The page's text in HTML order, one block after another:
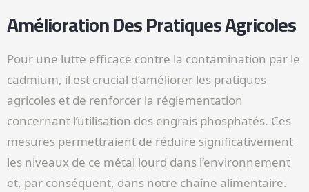
Amélioration Des Pratiques Agricoles
Pour une lutte efficace contre la contamination par le
cadmium, il est crucial d’améliorer les pratiques
agricoles et de renforcer la réglementation
concernant l’utilisation des engrais phosphatés. Ces
mesures permettraient de réduire significativement
les niveaux de ce métal lourd dans l’environnement
et, par conséquent, dans notre chaîne alimentaire.